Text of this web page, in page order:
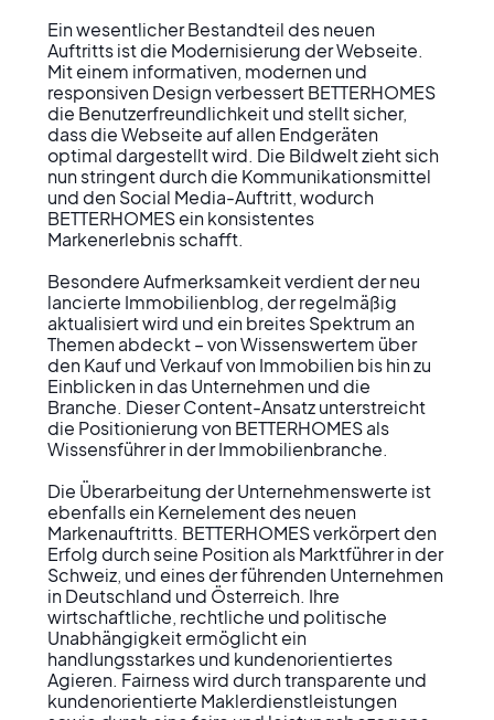
Ein wesentlicher Bestandteil des neuen
Auftritts ist die Modernisierung der Webseite.
Mit einem informativen, modernen und
responsiven Design verbessert BETTERHOMES
die Benutzerfreundlichkeit und stellt sicher,
dass die Webseite auf allen Endgeräten
optimal dargestellt wird. Die Bildwelt zieht sich
nun stringent durch die Kommunikationsmittel
und den Social Media-Auftritt, wodurch
BETTERHOMES ein konsistentes
Markenerlebnis schafft.
Besondere Aufmerksamkeit verdient der neu
lancierte Immobilienblog, der regelmäßig
aktualisiert wird und ein breites Spektrum an
Themen abdeckt – von Wissenswertem über
den Kauf und Verkauf von Immobilien bis hin zu
Einblicken in das Unternehmen und die
Branche. Dieser Content-Ansatz unterstreicht
die Positionierung von BETTERHOMES als
Wissensführer in der Immobilienbranche.
Die Überarbeitung der Unternehmenswerte ist
ebenfalls ein Kernelement des neuen
Markenauftritts. BETTERHOMES verkörpert den
Erfolg durch seine Position als Marktführer in der
Schweiz, und eines der führenden Unternehmen
in Deutschland und Österreich. Ihre
wirtschaftliche, rechtliche und politische
Unabhängigkeit ermöglicht ein
handlungsstarkes und kundenorientiertes
Agieren. Fairness wird durch transparente und
kundenorientierte Maklerdienstleistungen